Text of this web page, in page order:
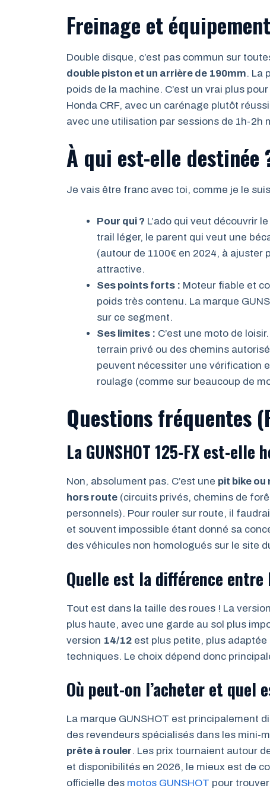
Freinage et
Double disque, c’est pas commun sur
double piston et un arrière de 190mm. La
poids de la machine. C’est un vrai plus
Honda CRF, avec un carénage plutôt
avec une utilisation par sessions de 1h-2h
À qui est-elle
Je vais être franc avec toi, comme je le
Pour qui ? L’ado qui veut découvrir
trail léger, le parent qui veut une
(autour de 1100€ en 2024, à ajuster
attractive.
Ses points forts : Moteur fiable et
poids très contenu. La marque
sur ce segment.
Ses limites : C’est une moto de loisir.
terrain privé ou des chemins
peuvent nécessiter une vérification
roulage (comme sur beaucoup de
Questions fréquentes
La GUNSHOT 125-FX est-
Non, absolument pas. C’est une pit bike
hors route (circuits privés, chemins de
personnels). Pour rouler sur route, il
et souvent impossible étant donné sa
des véhicules non homologués sur le site
Quelle est la différence
Tout est dans la taille des roues ! La version
plus haute, avec une garde au sol plus
version 14/12 est plus petite, plus
techniques. Le choix dépend donc
Où peut-on l’acheter et quel
La marque GUNSHOT est principalement
des revendeurs spécialisés dans les mini-
prête à rouler. Les prix tournaient autour
et disponibilités en 2026, le mieux est de
officielle des motos GUNSHOT pour